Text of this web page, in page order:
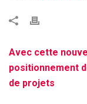
Avec cette
positionnement
de projets